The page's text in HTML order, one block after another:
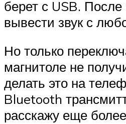
берет с USB.
вывести звук с
Но только
магнитоле не
делать это на
Bluetooth
расскажу еще